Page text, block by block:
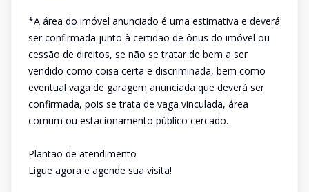
*A área do imóvel anunciado é uma estimativa e deverá
ser confirmada junto à certidão de ônus do imóvel ou
cessão de direitos, se não se tratar de bem a ser
vendido como coisa certa e discriminada, bem como
eventual vaga de garagem anunciada que deverá ser
confirmada, pois se trata de vaga vinculada, área
comum ou estacionamento público cercado.
Plantão de atendimento
Ligue agora e agende sua visita!